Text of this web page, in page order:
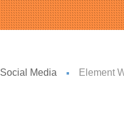
Social Media Element